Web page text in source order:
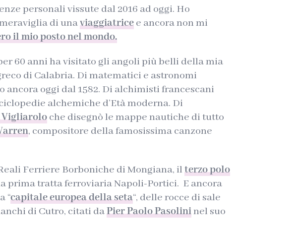
personali vissute dal 2016 ad oggi. Ho
meraviglia di unaviaggiatrice e ancora non mi
il mio posto nel mondo.
60 anni ha visitato gli angoli più belli della mia
di Calabria. Di matematici e astronomi
oggi dal 1582. Di alchimisti francescani
alchemiche d’Età moderna. Di
Vigliaroloche disegnò le mappe nautiche di tutto
, compositore della famosissima canzone
Ferriere Borboniche di Mongiana, ilterzo polo
prima tratta ferroviaria Napoli-Portici. E ancora
“capitale europea della seta“, delle rocce di sale
di Cutro, citati daPier Paolo Pasolininel suo